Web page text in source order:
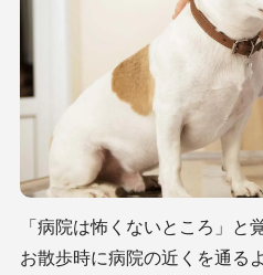
「病院は怖くないところ」と
お散歩時に病院の近くを通る